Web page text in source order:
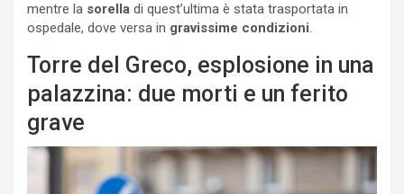
mentre la sorella di quest’ultima è stata trasportata in
ospedale, dove versa in gravissime condizioni.
Torre del Greco, esplosione in una
palazzina: due morti e un ferito
grave